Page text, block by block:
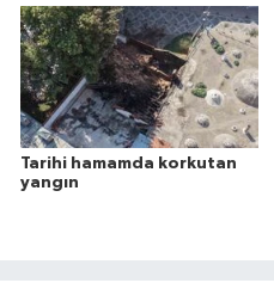
Tarihi hamamda korkutan
yangın